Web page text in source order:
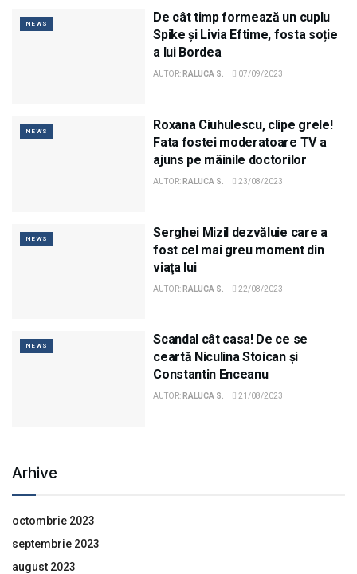
NEWS
De cât timp formează un cuplu
Spike și Livia Eftime, fosta soție
a lui Bordea
AUTOR: RALUCA S. 07/09/2023
NEWS
Roxana Ciuhulescu, clipe grele!
Fata fostei moderatoare TV a
ajuns pe mâinile doctorilor
AUTOR: RALUCA S. 23/08/2023
NEWS
Serghei Mizil dezvăluie care a
fost cel mai greu moment din
viaţa lui
AUTOR: RALUCA S. 22/08/2023
NEWS
Scandal cât casa! De ce se
ceartă Niculina Stoican și
Constantin Enceanu
AUTOR: RALUCA S. 21/08/2023
Arhive
octombrie 2023
septembrie 2023
august 2023